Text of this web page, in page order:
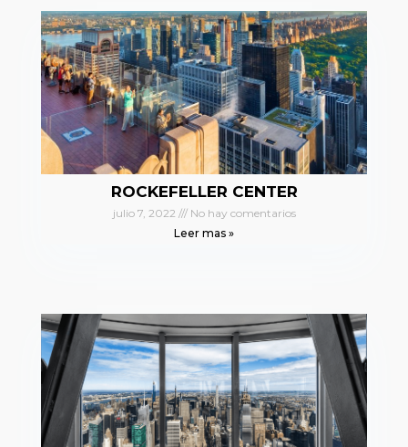
ROCKEFELLER CENTER
julio 7, 2022
No hay comentarios
Leer mas »